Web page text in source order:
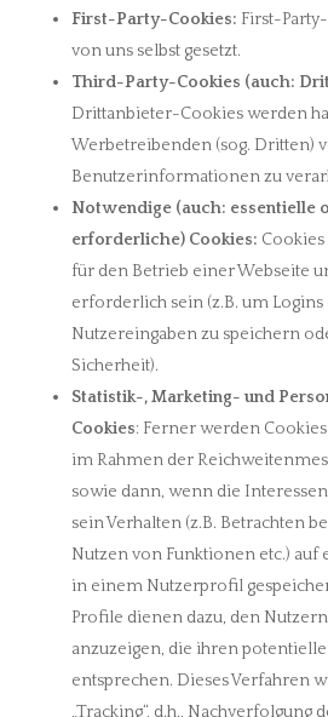
First-Party-Cookies: First-
von uns selbst gesetzt.
Third-Party-Cookies (auch:
Drittanbieter-Cookies werden
Werbetreibenden (sog. Dritten)
Benutzerinformationen zu
Notwendige (auch: essentielle
erforderliche) Cookies:
für den Betrieb einer Webseite
erforderlich sein (z.B. um
Nutzereingaben zu speichern
Sicherheit).
Statistik-, Marketing- und
Cookies: Ferner werden
im Rahmen der
sowie dann, wenn die
sein Verhalten (z.B. Betrachten
Nutzen von Funktionen etc.) auf
in einem Nutzerprofil
Profile dienen dazu, den
anzuzeigen, die ihren
entsprechen. Dieses Verfahren
„Tracking“, d.h., Nachverfolgung